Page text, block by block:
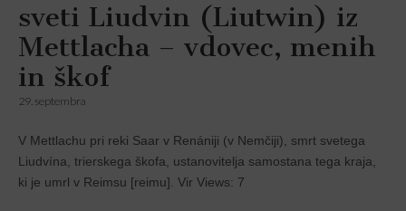
sveti Liudvin (Liutwin) iz
Mettlacha – vdovec, menih
in škof
29. septembra
V Mettlachu pri reki Saar v Renániji (v Nemčiji), smrt svetega
Liudvína, trierskega škofa, ustanovitelja samostana tega kraja,
ki je umrl v Reimsu [reimu]. Vir Views: 7